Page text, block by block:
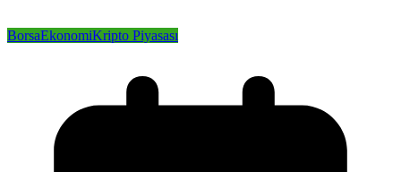
BorsaEkonomiKripto Piyasası